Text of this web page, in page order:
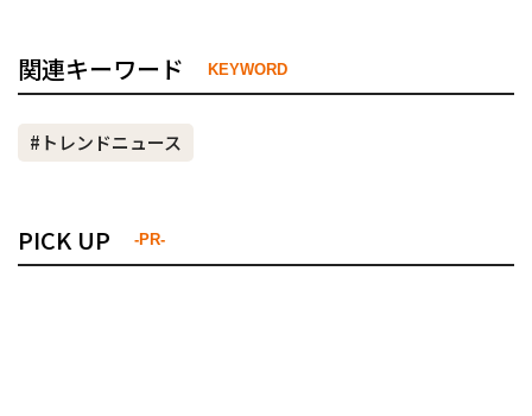
関連キーワード KEYWORD
#トレンドニュース
PICK UP -PR-